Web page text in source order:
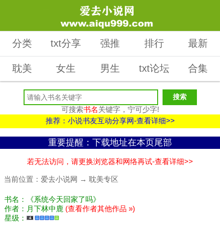
分类 txt分享 强推 排行 最新
耽美 女生 男生 txt论坛 合集
可搜索书名关键字，宁可少字!
推荐：小说书友互动分享网-查看详细>>
重要提醒：下载地址在本页尾部
若无法访问，请更换浏览器和网络再试-查看详细>>
当前位置： 爱去小说网 → 耽美专区
书名：《系统今天回家了吗》
作者：月下林中鹿 (查看作者其他作品 »)
星级：